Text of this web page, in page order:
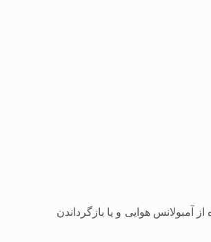
آمبولانس هوایی و یا بازگرداندن